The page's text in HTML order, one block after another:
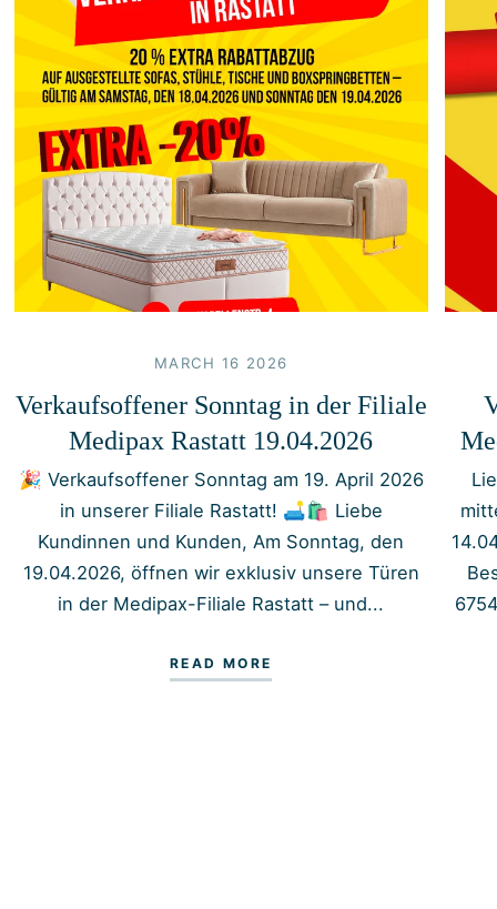
MARCH 16 2026
Verkaufsoffener Sonntag in der Filiale
Medipax Rastatt 19.04.2026
🎉 Verkaufsoffener Sonntag am 19. April 2026
in unserer Filiale Rastatt! 🛋️🛍️ Liebe
Kundinnen und Kunden, Am Sonntag, den
19.04.2026, öffnen wir exklusiv unsere Türen
in der Medipax-Filiale Rastatt – und...
READ MORE